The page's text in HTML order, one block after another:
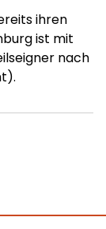
ihren
ist mit
nach